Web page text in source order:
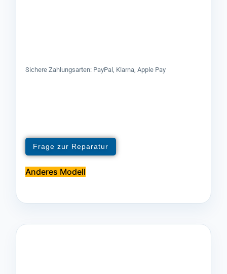
Sichere Zahlungsarten: PayPal, Klarna, Apple Pay
Frage zur Reparatur
Anderes Modell